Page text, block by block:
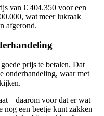
van € 404.350 voor een
wat meer lukraak
afgerond.
prijs te betalen. Dat
onderhandeling, waar met
– daarom voor dat er wat
nog een beetje kunt zakken